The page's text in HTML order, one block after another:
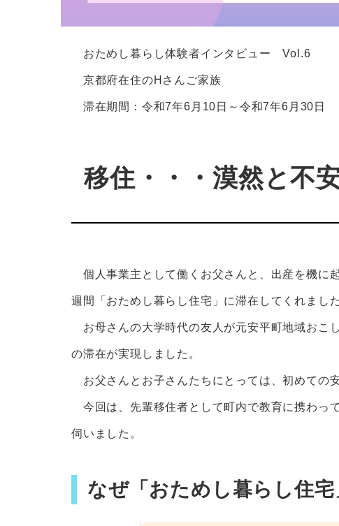
おためし暮らし体験者インタビュー Vol.6
京都府在住のHさんご家族
滞在期間：令和7年6月10日～令和7年6月30日
移住・・・漠然と不
個人事業主として働くお父さんと、出産を機に
週間「おためし暮らし住宅」に滞在してくれました
お母さんの大学時代の友人が元安平町地域おこ
の滞在が実現しました。
お父さんとお子さんたちにとっては、初めての
今回は、先輩移住者として町内で教育に携わっ
伺いました。
なぜ「おためし暮らし住